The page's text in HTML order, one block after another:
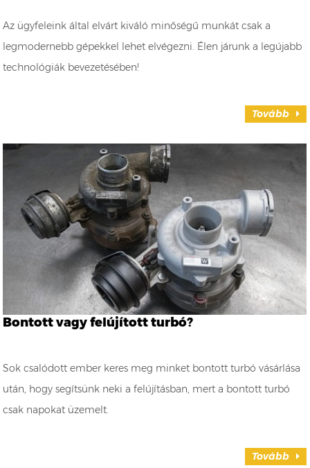
Az ügyfeleink által elvárt kiváló minőségű munkát csak a
legmodernebb gépekkel lehet elvégezni. Élen járunk a legújabb
technológiák bevezetésében!
Tovább
Bontott vagy felújított turbó?
Sok csalódott ember keres meg minket bontott turbó vásárlása
után, hogy segítsünk neki a felújításban, mert a bontott turbó
csak napokat üzemelt.
Tovább